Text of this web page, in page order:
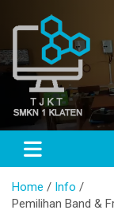
TJKT
TJKT SMKN 1
Home
Info
Pemilihan Band &